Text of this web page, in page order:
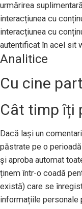
urmărirea
interacțiunea cu
interacțiunea cu
autentificat în acel sit
Analitice
Cu cine
Cât timp îți
Dacă lași un
păstrate pe o
și aproba automat
ținem într-o coadă
există) care se
informațiile personale